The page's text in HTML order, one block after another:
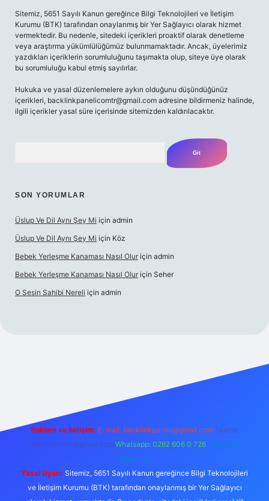
Sitemiz, 5651 Sayılı Kanun gereğince Bilgi Teknolojileri ve İletişim
Kurumu (BTK) tarafından onaylanmış bir Yer Sağlayıcı olarak hizmet
vermektedir. Bu nedenle, sitedeki içerikleri proaktif olarak denetleme
veya araştırma yükümlülüğümüz bulunmamaktadır. Ancak, üyelerimiz
yazdıkları içeriklerin sorumluluğunu taşımakta olup, siteye üye olarak
bu sorumluluğu kabul etmiş sayılırlar.
Hukuka ve yasal düzenlemelere aykırı olduğunu düşündüğünüz
içerikleri, backlinkpanelicomtr@gmail.com adresine bildirmeniz halinde,
ilgili içerikler yasal süre içerisinde sitemizden kaldırılacaktır.
SON YORUMLAR
Üslup Ve Dil Aynı Şey Mi için admin
Üslup Ve Dil Aynı Şey Mi için Köz
Bebek Yerleşme Kanaması Nasıl Olur için admin
Bebek Yerleşme Kanaması Nasıl Olur için Seher
O Sesin Sahibi Nereli için admin
Reklam ve İletişim: E-mail: backlinkpaneli@gmail.com Teams:
forumhizmeti@gmail.com Whatsapp: 0262 606 0 726 Telegram:
@karabul
Yasal Uyarı: Sitemiz, 5651 Sayılı Kanun gereğince Bilgi Teknolojileri
ve İletişim Kurumu (BTK) tarafından onaylanmış bir Yer Sağlayıcı